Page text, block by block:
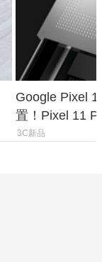
Google Pixel
置！Pixel 11
1.6%
3C新品